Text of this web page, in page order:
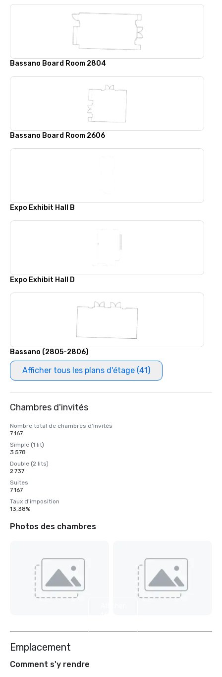
Bassano Board Room 2804
Bassano Board Room 2606
Expo Exhibit Hall B
Expo Exhibit Hall D
Bassano (2805-2806)
Afficher tous les plans d'étage (41)
Chambres d'invités
Nombre total de chambres d'invités
7 167
Simple (1 lit)
3 578
Double (2 lits)
2 737
Suites
7 167
Taux d'imposition
13,38%
Photos des chambres
Emplacement
Comment s'y rendre